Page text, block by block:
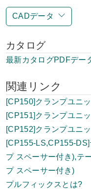
CADデータ
カタログ
最新カタログPDFデー
関連リンク
[CP150]クランプユニ
[CP151]クランプユニ
[CP152]クランプユニ
[CP155-LS,CP155-
プ スペーサー付き),テ
プ スペーサー付き)
プルフィックスとは?